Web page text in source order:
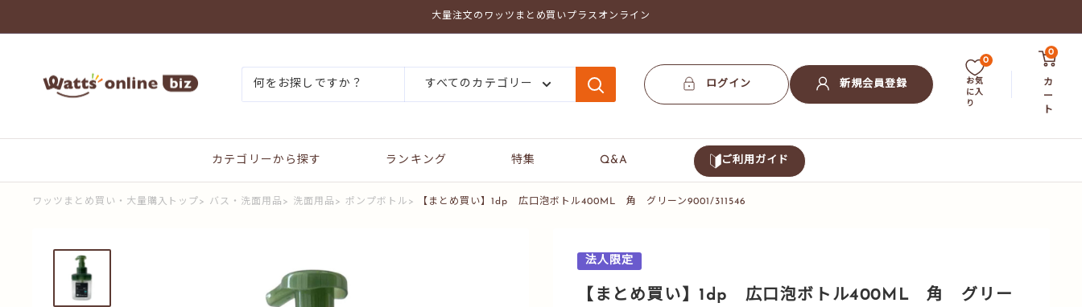
テ
大量注文のワッツまとめ買いプラスオンライン
ッ
め
プ
ラ
すべてのカテゴリー ログイン 新規会員登録
お気
に入
り
0
0
カ
ー
ト
カテゴリーから探す ランキング 特集 Q&A ご利用ガイド
ワッツまとめ買い・大量購入トップ> バス・洗面用品 > 洗面用品 > ポンプボトル > 【まとめ買い】1dp 広口泡ボトル400ML 角 グリーン9001/311546
法人限定
【まとめ買い】1dp 広口泡ボトル400ML 角 グリー